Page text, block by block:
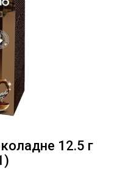
12.5 г